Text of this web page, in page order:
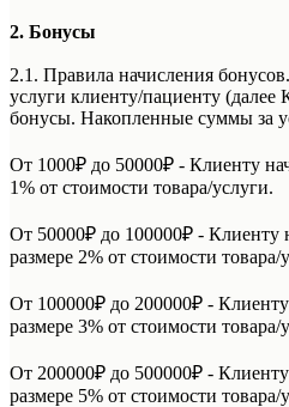
2. Бонусы
2.1. Правила начисления
услуги клиенту/пациенту (далее
бонусы. Накопленные суммы за
От 1000₽ до 50000₽ - Клиенту
1% от стоимости товара/услуги.
От 50000₽ до 100000₽ - Клиенту
размере 2% от стоимости товара/
От 100000₽ до 200000₽ -
размере 3% от стоимости товара/
От 200000₽ до 500000₽ -
размере 5% от стоимости товара/